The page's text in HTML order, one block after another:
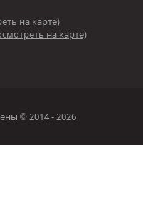
на карте)
на карте)
© 2014 - 2026